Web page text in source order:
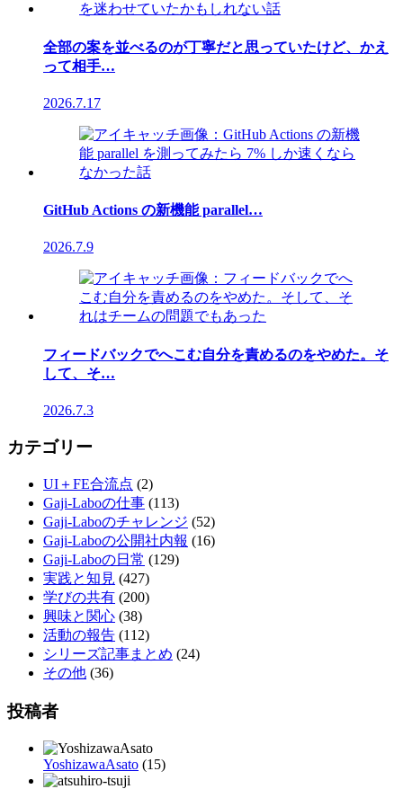
全部の案を並べるのが丁寧だと思っていたけど、かえ
って相手…
2026.7.17
GitHub Actions の新機能 parallel…
2026.7.9
フィードバックでへこむ自分を責めるのをやめた。そ
して、そ…
2026.7.3
カテゴリー
UI＋FE合流点 (2)
Gaji-Laboの仕事 (113)
Gaji-Laboのチャレンジ (52)
Gaji-Laboの公開社内報 (16)
Gaji-Laboの日常 (129)
実践と知見 (427)
学びの共有 (200)
興味と関心 (38)
活動の報告 (112)
シリーズ記事まとめ (24)
その他 (36)
投稿者
YoshizawaAsato (15)